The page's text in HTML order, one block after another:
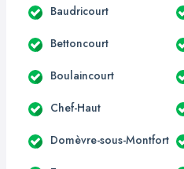
Baudricourt
Bettoncourt
Boulaincourt
Chef-Haut
Domèvre-sous-Montfort